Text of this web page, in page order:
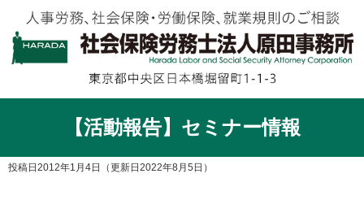
【活動報告】セミナー情報
投稿日2012年1月4日 （更新日2022年8月5日）